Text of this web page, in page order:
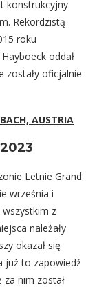
konstrukcyjny
Rekordzistą
roku
oddał
zostały oficjalnie
AUSTRIA
Letnie Grand
września i
wszystkim z
należały
okazał się
już to zapowiedź
nim został